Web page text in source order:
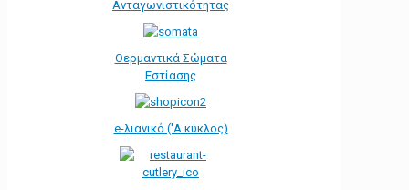
Ανταγωνιστικότητας
Θερμαντικά Σώματα
Εστίασης
e-λιανικό ('Α κύκλος)